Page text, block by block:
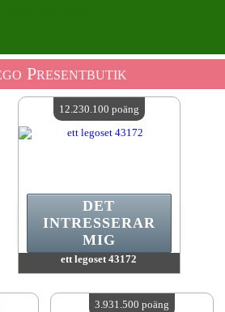
Presentbutik
ett legoset 43172
Antal tillgängliga:4
DET
INTRESSERAR
MIG
12.230.100 poäng
3.931.500 poäng